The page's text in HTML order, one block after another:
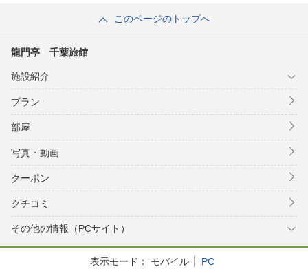
このページのトップへ
龍門亭 千葉旅館
施設紹介
プラン
部屋
写真・動画
クーポン
クチコミ
その他の情報（PCサイト）
表示モード： モバイル PC